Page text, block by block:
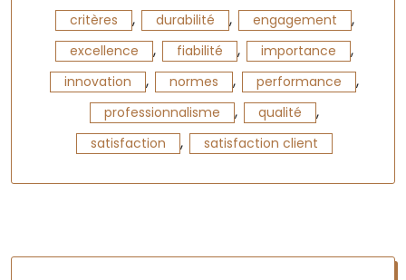
critères , durabilité , engagement ,
excellence , fiabilité , importance ,
innovation , normes , performance ,
professionnalisme , qualité ,
satisfaction , satisfaction client